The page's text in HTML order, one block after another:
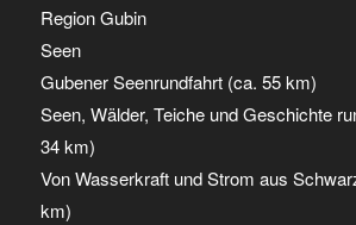
Region Gubin
Seen
Gubener Seenrundfahrt (ca. 55 km)
Seen, Wälder, Teiche und Geschichte
34 km)
Von Wasserkraft und Strom aus
km)